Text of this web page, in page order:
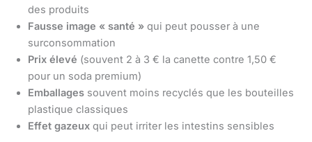
des produits
Fausse image « santé » qui peut pousser à une
surconsommation
Prix élevé (souvent 2 à 3 € la canette contre 1,50 €
pour un soda premium)
Emballages souvent moins recyclés que les bouteilles
plastique classiques
Effet gazeux qui peut irriter les intestins sensibles